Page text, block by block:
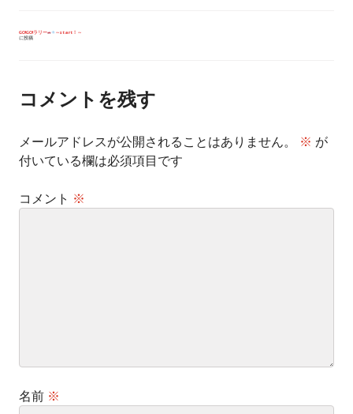
投
シ
ョ
GO!GO!ラリー
～start！～
に投稿
コメントを残す
メールアドレスが公開されることはありません。 ※ が
付いている欄は必須項目です
コメント ※
名前 ※